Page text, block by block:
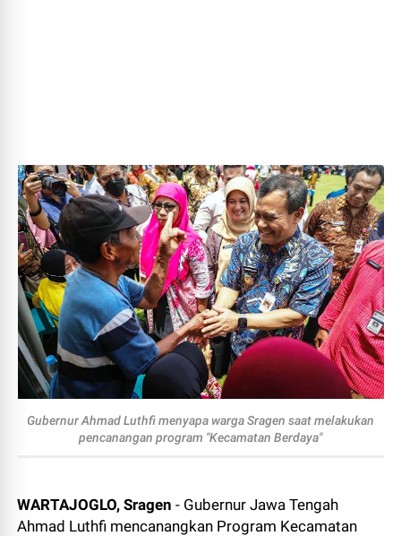
Gubernur Ahmad Luthfi menyapa warga Sragen saat melakukan
pencanangan program "Kecamatan Berdaya"
WARTAJOGLO, Sragen - Gubernur Jawa Tengah
Ahmad Luthfi mencanangkan Program Kecamatan